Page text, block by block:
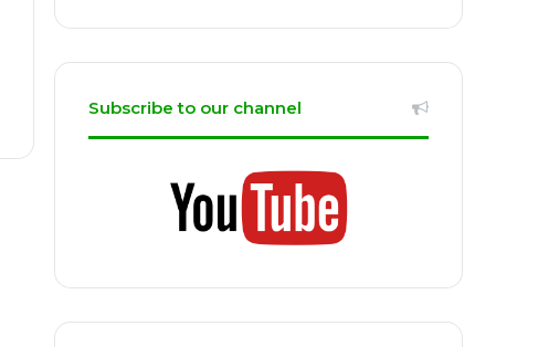
Subscribe to our channel